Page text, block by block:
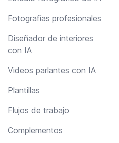
Fotografías profesionales
Diseñador de interiores
con IA
Videos parlantes con IA
Plantillas
Flujos de trabajo
Complementos